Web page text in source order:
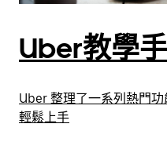
Uber教學
Uber 整理了一系列熱門
輕鬆上手